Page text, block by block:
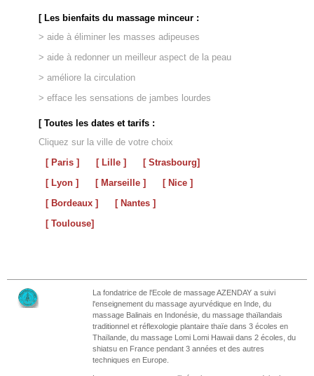
[ Les bienfaits du massage minceur :
> aide à éliminer les masses adipeuses
> aide à redonner un meilleur aspect de la peau
> améliore la circulation
> efface les sensations de jambes lourdes
[ Toutes les dates et tarifs :
Cliquez sur la ville de votre choix
[ Paris ]
[ Lille ]
[ Strasbourg]
[ Lyon ]
[ Marseille ]
[ Nice ]
[ Bordeaux ]
[ Nantes ]
[ Toulouse]
La fondatrice de l'Ecole de massage AZENDAY a suivi
l'enseignement du massage ayurvédique en Inde, du
massage Balinais en Indonésie, du massage thaïlandais
traditionnel et réflexologie plantaire thaïe dans 3 écoles en
Thaïlande, du massage Lomi Lomi Hawaii dans 2 écoles, du
shiatsu en France pendant 3 années et des autres
techniques en Europe.